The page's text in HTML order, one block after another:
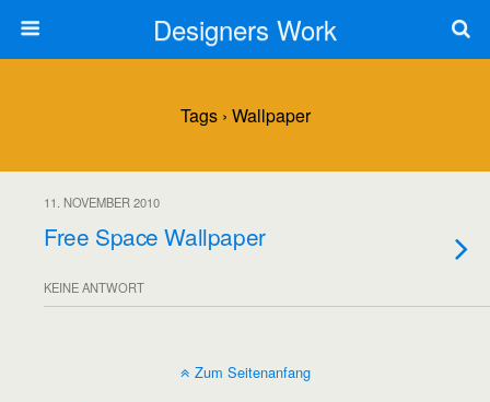
Designers Work
Tags › Wallpaper
11. NOVEMBER 2010
Free Space Wallpaper
KEINE ANTWORT
Zum Seitenanfang